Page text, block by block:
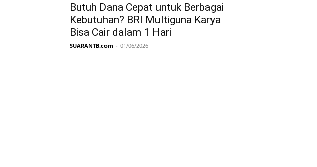
Butuh Dana Cepat untuk Berbagai
Kebutuhan? BRI Multiguna Karya
Bisa Cair dalam 1 Hari
SUARANTB.com - 01/06/2026